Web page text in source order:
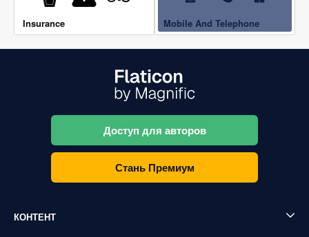
Insurance Mobile And Telephone
Доступ для авторов
Стань Премиум
КОНТЕНТ